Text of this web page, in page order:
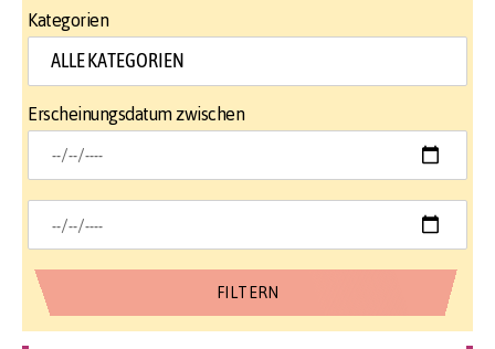
Kategorien
Erscheinungsdatum zwischen